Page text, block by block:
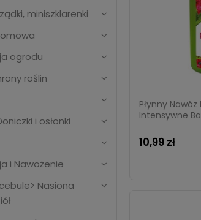
miniszklarenki
ogrodu
roślin
i osłonki
i Nawożenie
Nasiona
Płynny
Intensywne
10,99 zł